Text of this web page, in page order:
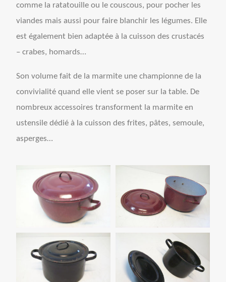
comme la ratatouille ou le couscous, pour pocher les
viandes mais aussi pour faire blanchir les légumes. Elle
est également bien adaptée à la cuisson des crustacés
– crabes, homards…
Son volume fait de la marmite une championne de la
convivialité quand elle vient se poser sur la table. De
nombreux accessoires transforment la marmite en
ustensile dédié à la cuisson des frites, pâtes, semoule,
asperges…